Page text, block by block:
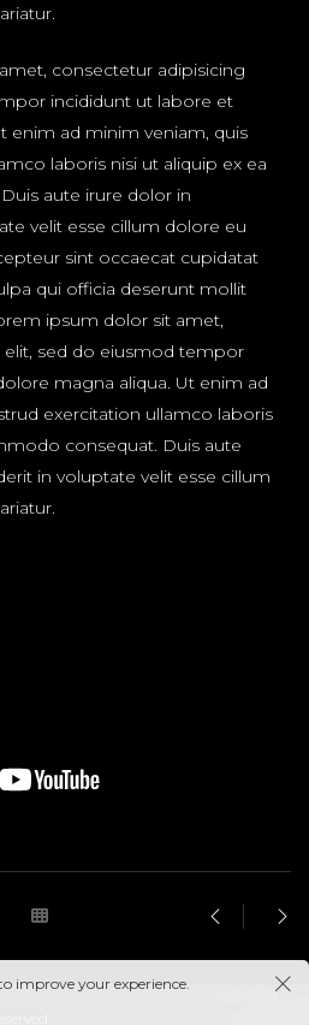
consectetur adipisicing
incididunt ut labore et
enim ad minim veniam, quis
laboris nisi ut aliquip ex ea
aute irure dolor in
velit esse cillum dolore eu
sint occaecat cupidatat
qui officia deserunt mollit
ipsum dolor sit amet,
sed do eiusmod tempor
magna aliqua. Ut enim ad
exercitation ullamco laboris
consequat. Duis aute
in voluptate velit esse cillum
improve your experience.